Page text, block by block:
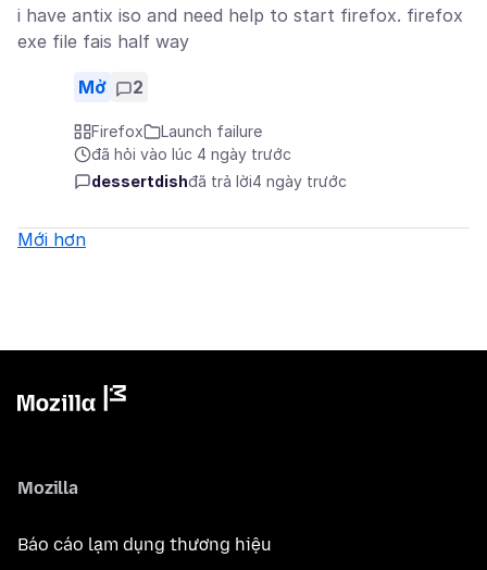
i have antix iso and need help to start firefox. firefox
exe file fais half way
Mở 2
Firefox
Launch failure
đã hỏi vào lúc 4 ngày trước
dessertdishđã trả lời4 ngày trước
Mới hơn
Mozilla
Báo cáo lạm dụng thương hiệu